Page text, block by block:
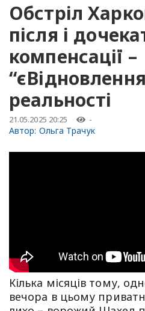
Обстріл
після і
компенсації –
реальності
21.05.2025 20:25 -
Автор: Ольга Трачук
Кілька місяців тому,
вечора в цьому